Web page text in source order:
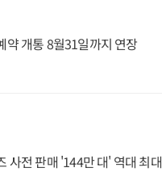
약 개통 8월31일까지 연장
사전 판매 '144만 대' 역대 최대